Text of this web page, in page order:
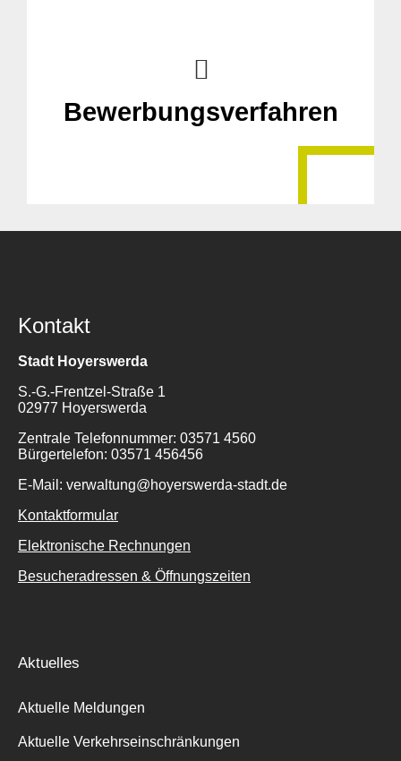
Bewerbungsverfahren
Kontakt
Stadt Hoyerswerda
S.-G.-Frentzel-Straße 1
02977 Hoyerswerda
Zentrale Telefonnummer: 03571 4560
Bürgertelefon: 03571 456456
E-Mail: verwaltung@hoyerswerda-stadt.de
Kontaktformular
Elektronische Rechnungen
Besucheradressen & Öffnungszeiten
Aktuelles
Aktuelle Meldungen
Aktuelle Verkehrseinschränkungen